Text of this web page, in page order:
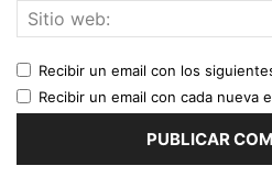
Recibir un email con los
Recibir un email con cada nueva